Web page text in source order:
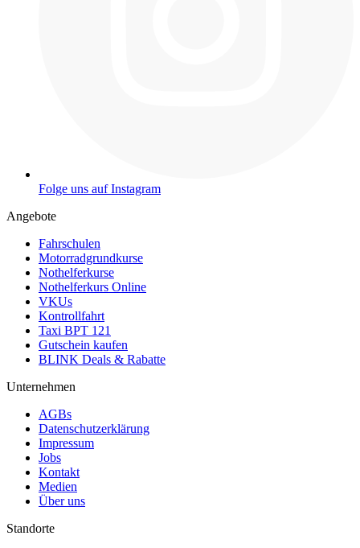
Folge uns auf Instagram
Angebote
Fahrschulen
Motorradgrundkurse
Nothelferkurse
Nothelferkurs Online
VKUs
Kontrollfahrt
Taxi BPT 121
Gutschein kaufen
BLINK Deals & Rabatte
Unternehmen
AGBs
Datenschutzerklärung
Impressum
Jobs
Kontakt
Medien
Über uns
Standorte